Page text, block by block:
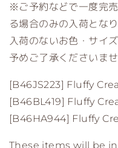
※ご予約などで一度完
る場合のみの入荷となり
入荷のないお色・サイ
予めご了承くださいませ
[B46JS223] Fluffy
[B46BL419] Fluffy
[B46HA944] Fluffy
These items will be